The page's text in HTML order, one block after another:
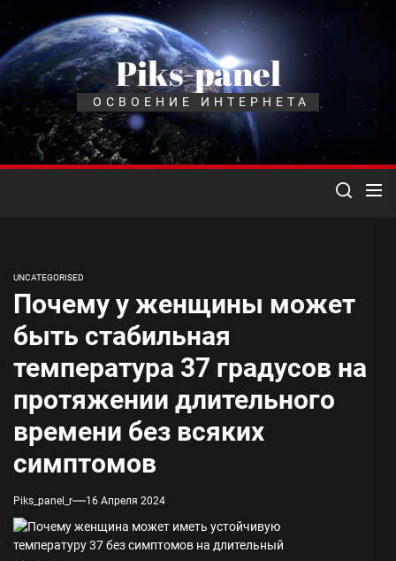
Перейти
содержимому
Piks-panel
ОСВОЕНИЕ ИНТЕРНЕТА
UNCATEGORISED
Почему у женщины может
быть стабильная
температура 37 градусов на
протяжении длительного
времени без всяких
симптомов
Piks_panel_r 16 Апреля 2024